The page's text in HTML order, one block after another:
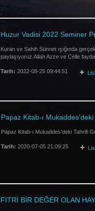
Huzur Vadisi 2022 Seminer
Kuran ve Sahih Sünnet ışığında
paylaşıyoruz.Allah Azze ve Celle
Tarih: 2022-08-25 09:44:51
Papaz Kitab-ı
Papaz Kitab-ı Mukaddes'deki Tahrifi
Tarih: 2020-07-05 21:09:25
FITRİ BİR DEĞER OLAN